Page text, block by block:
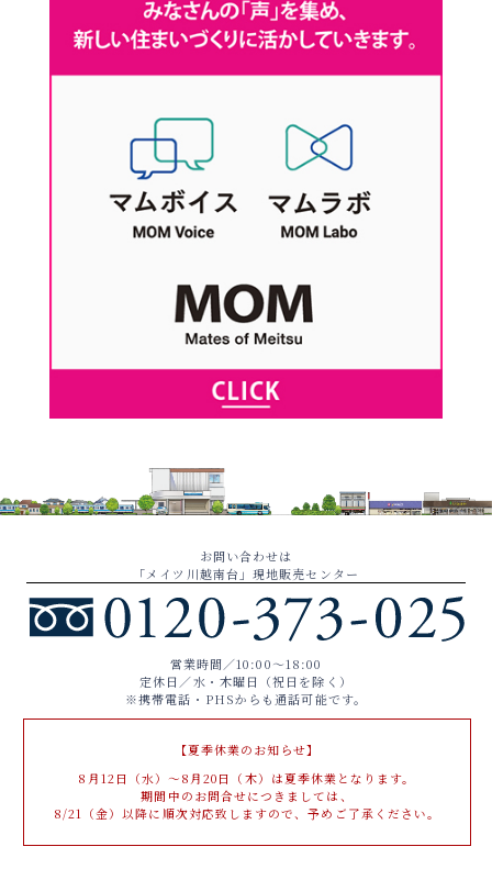
お問い合わせは
「メイツ川越南台」現地販売センター
営業時間／10:00〜18:00
定休日／水・木曜日（祝日を除く）
※携帯電話・PHSからも通話可能です。
【夏季休業のお知らせ】
8月12日（水）～8月20日（木）は夏季休業となります。
期間中のお問合せにつきましては、
8/21（金）以降に順次対応致しますので、予めご了承ください。